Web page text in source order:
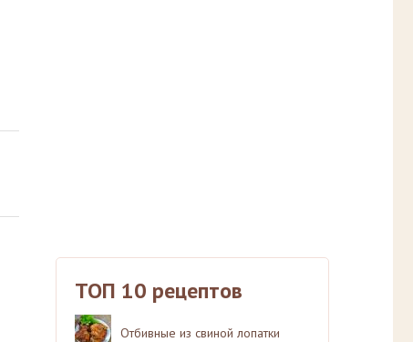
ТОП 10 рецептов
Отбивные из свиной лопатки